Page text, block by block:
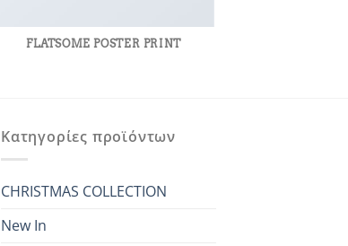
FLATSOME POSTER PRINT
Κατηγορίες προϊόντων
CHRISTMAS COLLECTION
New In